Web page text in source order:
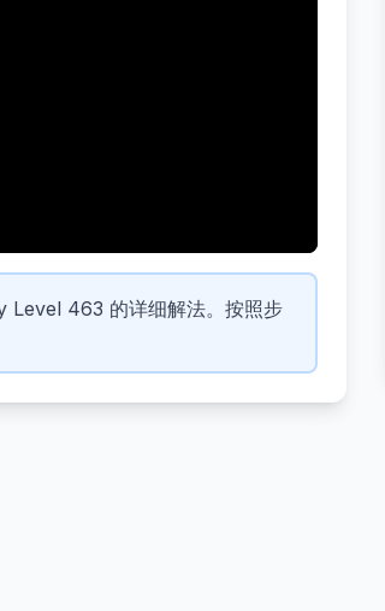
Level 463 的详细解法。按照步